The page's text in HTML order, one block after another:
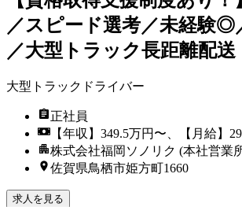
／スピード選考／未経験◎
／大型トラック長距離配送
大型トラックドライバー
正社員
【年収】349.5万円〜、【月給】
株式会社福岡ソノリク (本社営業
佐賀県鳥栖市姫方町1660
求人を見る